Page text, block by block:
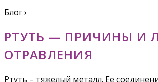
Блог›
РТУТЬ — ПРИЧИНЫ И
ОТРАВЛЕНИЯ
Ртуть – тяжелый металл. Ее